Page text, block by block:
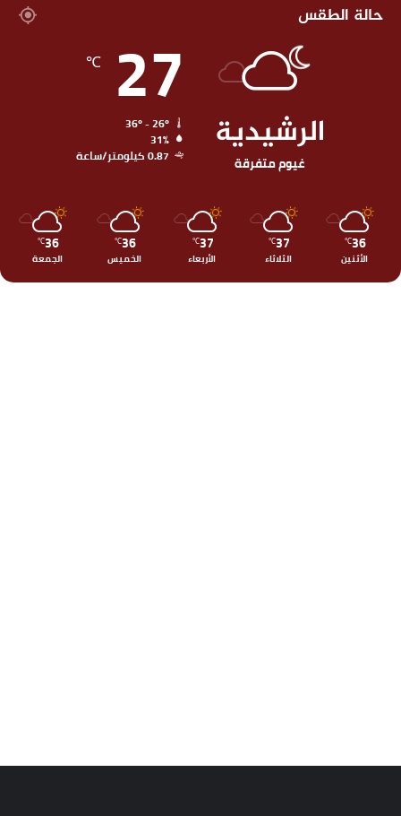
حالة الطقس
الرشيدية
غيوم متفرقة
27
℃
31%
0.87 كيلومتر/ساعة
36
℃
الأثنين
37
℃
الثلاثاء
37
℃
الأربعاء
36
℃
الخميس
36
℃
الجمعة